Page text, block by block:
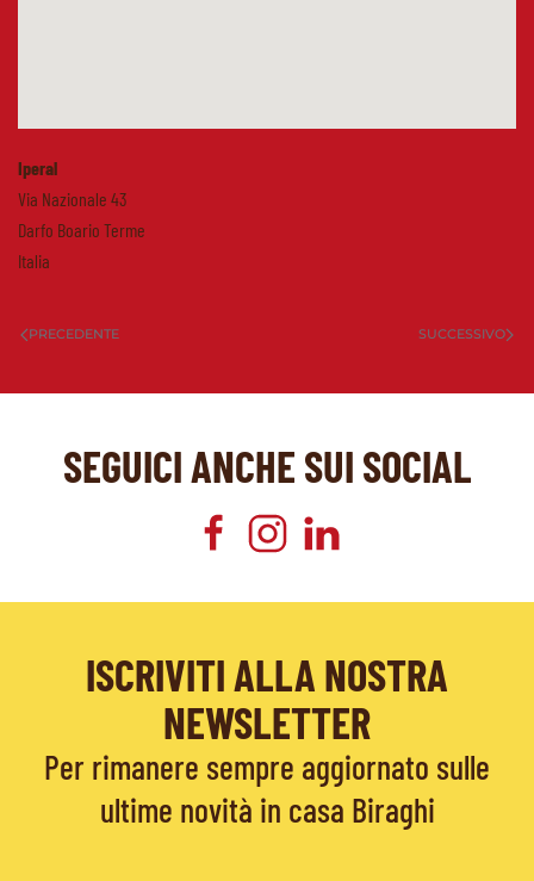
Iperal
Via Nazionale 43
Darfo Boario Terme
Italia
PRECEDENTE SUCCESSIVO
SEGUICI ANCHE SUI SOCIAL
ISCRIVITI ALLA NOSTRA
NEWSLETTER
Per rimanere sempre aggiornato sulle
ultime novità in casa Biraghi